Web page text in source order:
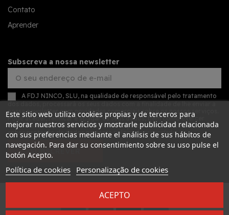
Contato
Aprender
Subscreva a nossa newsletter
A FDJ NINCO, SLU, na qualidade de responsável pelo tratamento
nossa newsletter com novidades comerciais sobre os nossos serviços.
Pode aceder, retificar e apagar os seus dados, bem como exercer
outros direitos, consultando as informações adicionais detalhadas
sobre proteção de dados na nossa política de privacidade
SUBSCREVER
Desarrollado por
Este sitio web utiliza cookies propias y de terceros para
mejorar nuestros servicios y mostrarle publicidad relacionada
con sus preferencias mediante el análisis de sus hábitos de
navegación. Para dar su consentimiento sobre su uso pulse el
botón Acepto.
Política de cookies Personalização de cookies
ACEPTO